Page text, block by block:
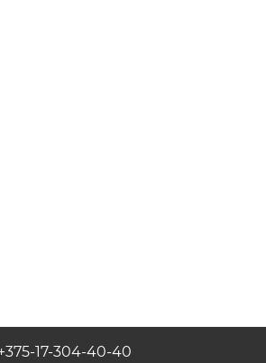
17-304-40-40